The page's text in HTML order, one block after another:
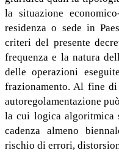
la situazione
residenza o sede in
criteri del presente
frequenza e la natura
delle operazioni
frazionamento. Al fine
autoregolamentazione
la cui logica algoritmica
cadenza almeno
rischio di errori,